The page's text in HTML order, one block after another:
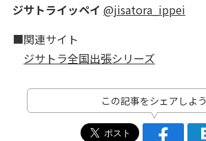
ジサトライッペイ @jisatora_ippei
■関連サイト
ジサトラ全国出張シリーズ
この記事をシェアしよう